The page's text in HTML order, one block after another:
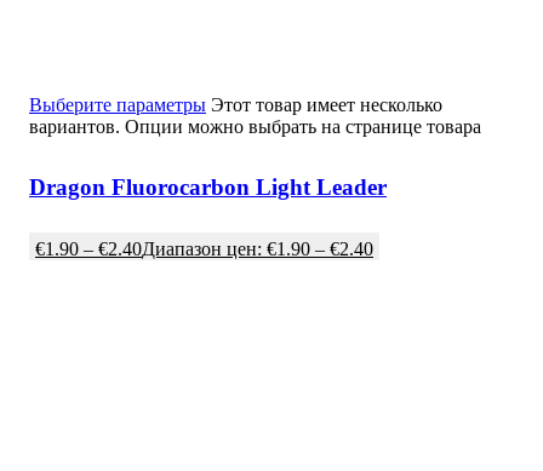
Выберите параметры Этот товар имеет несколько
вариантов. Опции можно выбрать на странице товара
Dragon Fluorocarbon Light Leader
€1.90 – €2.40Диапазон цен: €1.90 – €2.40